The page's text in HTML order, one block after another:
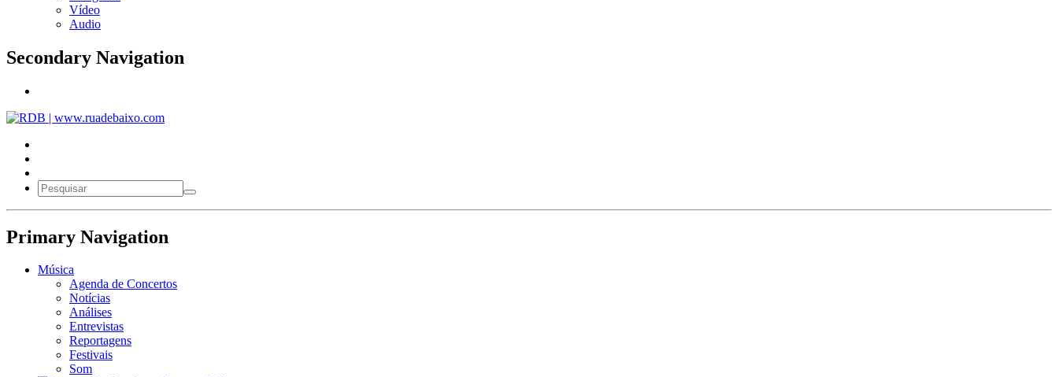
Vídeo
Audio
Secondary Navigation
Primary Navigation
Música
Agenda de Concertos
Notícias
Análises
Entrevistas
Reportagens
Festivais
Som